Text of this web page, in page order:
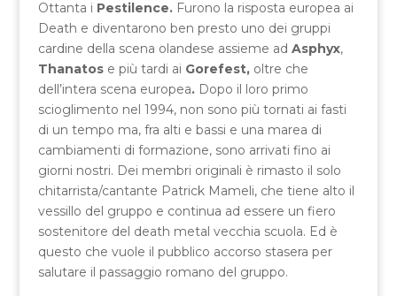
Ottanta i Pestilence.Furono la risposta europea ai
Death e diventarono ben presto uno dei gruppi
cardine della scena olandese assieme ad Asphyx,
Thanatos e più tardi ai Gorefest, oltre che
dell’intera scena europea. Dopo il loro primo
scioglimento nel 1994, non sono più tornati ai fasti
di un tempo ma, fra alti e bassi e una marea di
cambiamenti di formazione, sono arrivati fino ai
giorni nostri. Dei membri originali è rimasto il solo
chitarrista/cantante Patrick Mameli, che tiene alto il
vessillo del gruppo e continua ad essere un fiero
sostenitore del death metal vecchia scuola. Ed è
questo che vuole il pubblico accorso stasera per
salutare il passaggio romano del gruppo.